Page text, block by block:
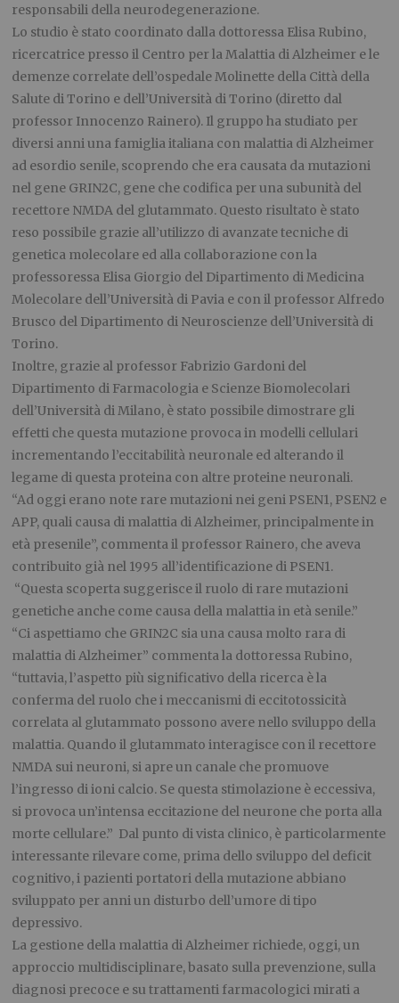
responsabili della neurodegenerazione.
Lo studio è stato coordinato dalla dottoressa Elisa Rubino,
ricercatrice presso il Centro per la Malattia di Alzheimer e le
demenze correlate dell’ospedale Molinette della Città della
Salute di Torino e dell’Università di Torino (diretto dal
professor Innocenzo Rainero). Il gruppo ha studiato per
diversi anni una famiglia italiana con malattia di Alzheimer
ad esordio senile, scoprendo che era causata da mutazioni
nel gene GRIN2C, gene che codifica per una subunità del
recettore NMDA del glutammato. Questo risultato è stato
reso possibile grazie all’utilizzo di avanzate tecniche di
genetica molecolare ed alla collaborazione con la
professoressa Elisa Giorgio del Dipartimento di Medicina
Molecolare dell’Università di Pavia e con il professor Alfredo
Brusco del Dipartimento di Neuroscienze dell’Università di
Torino.
Inoltre, grazie al professor Fabrizio Gardoni del
Dipartimento di Farmacologia e Scienze Biomolecolari
dell’Università di Milano, è stato possibile dimostrare gli
effetti che questa mutazione provoca in modelli cellulari
incrementando l’eccitabilità neuronale ed alterando il
legame di questa proteina con altre proteine neuronali.
“Ad oggi erano note rare mutazioni nei geni PSEN1, PSEN2 e
APP, quali causa di malattia di Alzheimer, principalmente in
età presenile”, commenta il professor Rainero, che aveva
contribuito già nel 1995 all’identificazione di PSEN1.
“Questa scoperta suggerisce il ruolo di rare mutazioni
genetiche anche come causa della malattia in età senile.”
“Ci aspettiamo che GRIN2C sia una causa molto rara di
malattia di Alzheimer” commenta la dottoressa Rubino,
“tuttavia, l’aspetto più significativo della ricerca è la
conferma del ruolo che i meccanismi di eccitotossicità
correlata al glutammato possono avere nello sviluppo della
malattia. Quando il glutammato interagisce con il recettore
NMDA sui neuroni, si apre un canale che promuove
l’ingresso di ioni calcio. Se questa stimolazione è eccessiva,
si provoca un’intensa eccitazione del neurone che porta alla
morte cellulare.” Dal punto di vista clinico, è particolarmente
interessante rilevare come, prima dello sviluppo del deficit
cognitivo, i pazienti portatori della mutazione abbiano
sviluppato per anni un disturbo dell’umore di tipo
depressivo.
La gestione della malattia di Alzheimer richiede, oggi, un
approccio multidisciplinare, basato sulla prevenzione, sulla
diagnosi precoce e su trattamenti farmacologici mirati a